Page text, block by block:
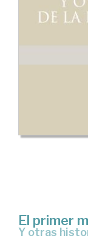
El primer
y otras